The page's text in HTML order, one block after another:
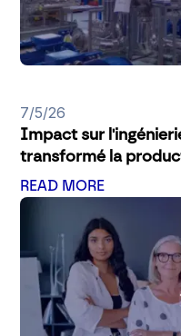
7/5/26
Impact sur
transformé la
READ MORE